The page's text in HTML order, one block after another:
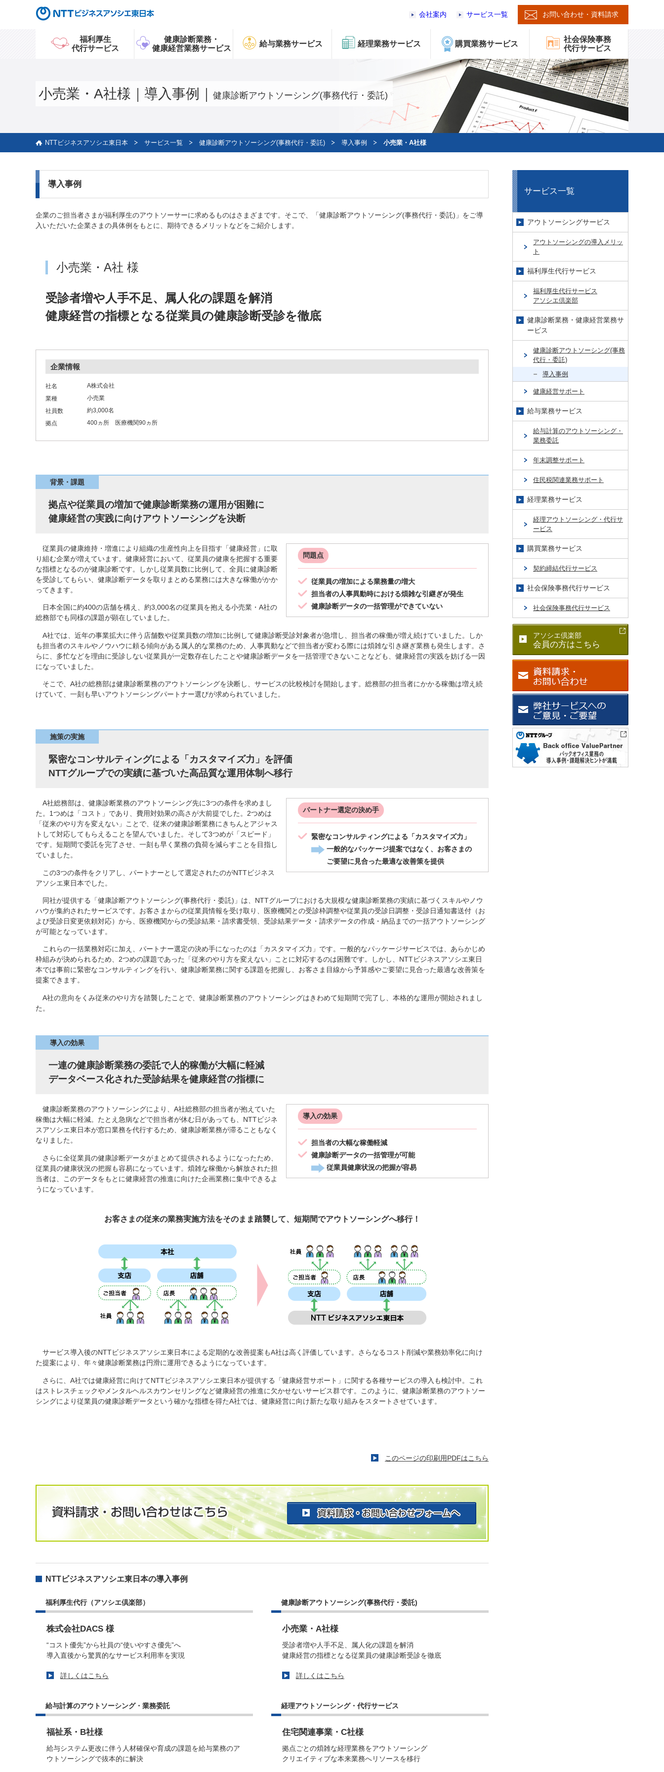
会社案内 サービス一覧 お問い合わせ・資料請求
福利厚生
代行サービス
健康診断業務・
健康経営業務サービス
給与業務サービス 経理業務サービス 購買業務サービス
社会保険事務
代行サービス
小売業・A社様｜導入事例｜ 健康診断アウトソーシング(事務代行・委託)
NTTビジネスアソシエ東日本 サービス一覧 健康診断アウトソーシング(事務代行・委託) 導入事例 小売業・A社様
導入事例
企業のご担当者さまが福利厚生のアウトソーサーに求めるものはさまざまです。そこで、「健康診断アウトソーシング(事務代行・委託)」をご導
入いただいた企業さまの具体例をもとに、期待できるメリットなどをご紹介します。
小売業・A社 様
受診者増や人手不足、属人化の課題を解消
健康経営の指標となる従業員の健康診断受診を徹底
企業情報
社名
A株式会社
業種
小売業
社員数
約3,000名
拠点
400ヵ所 医療機関90ヵ所
背景・課題
拠点や従業員の増加で健康診断業務の運用が困難に
健康経営の実践に向けアウトソーシングを決断
問題点
従業員の増加による業務量の増大
担当者の人事異動時における煩雑な引継ぎが発生
健康診断データの一括管理ができていない
従業員の健康維持・増進により組織の生産性向上を目指す「健康経営」に取
り組む企業が増えています。健康経営において、従業員の健康を把握する重要
な指標となるのが健康診断です。しかし従業員数に比例して、全員に健康診断
を受診してもらい、健康診断データを取りまとめる業務には大きな稼働がかか
ってきます。
日本全国に約400の店舗を構え、約3,000名の従業員を抱える小売業・A社の
総務部でも同様の課題が顕在していました。
A社では、近年の事業拡大に伴う店舗数や従業員数の増加に比例して健康診断受診対象者が急増し、担当者の稼働が増え続けていました。しか
も担当者のスキルやノウハウに頼る傾向がある属人的な業務のため、人事異動などで担当者が変わる際には煩雑な引き継ぎ業務も発生します。さ
らに、多忙などを理由に受診しない従業員が一定数存在したことや健康診断データを一括管理できないことなども、健康経営の実践を妨げる一因
になっていました。
そこで、A社の総務部は健康診断業務のアウトソーシングを決断し、サービスの比較検討を開始します。総務部の担当者にかかる稼働は増え続
けていて、一刻も早いアウトソーシングパートナー選びが求められていました。
施策の実施
緊密なコンサルティングによる「カスタマイズ力」を評価
NTTグループでの実績に基づいた高品質な運用体制へ移行
パートナー選定の決め手
緊密なコンサルティングによる「カスタマイズ力」
一般的なパッケージ提案ではなく、お客さまの
ご要望に見合った最適な改善策を提供
A社総務部は、健康診断業務のアウトソーシング先に3つの条件を求めまし
た。1つめは「コスト」であり、費用対効果の高さが大前提でした。2つめは
「従来のやり方を変えない」ことで、従来の健康診断業務にきちんとアジャス
トして対応してもらえることを望んでいました。そして3つめが「スピード」
です。短期間で委託を完了させ、一刻も早く業務の負荷を減らすことを目指し
ていました。
この3つの条件をクリアし、パートナーとして選定されたのがNTTビジネス
アソシエ東日本でした。
同社が提供する「健康診断アウトソーシング(事務代行・委託)」は、NTTグループにおける大規模な健康診断業務の実績に基づくスキルやノウ
ハウが集約されたサービスです。お客さまからの従業員情報を受け取り、医療機関との受診枠調整や従業員の受診日調整・受診日通知書送付（お
よび受診日変更依頼対応）から、医療機関からの受診結果・請求書受領、受診結果データ・請求データの作成・納品までの一括アウトソーシング
が可能となっています。
これらの一括業務対応に加え、パートナー選定の決め手になったのは「カスタマイズ力」です。一般的なパッケージサービスでは、あらかじめ
枠組みが決められるため、2つめの課題であった「従来のやり方を変えない」ことに対応するのは困難です。しかし、NTTビジネスアソシエ東日
本では事前に緊密なコンサルティングを行い、健康診断業務に関する課題を把握し、お客さま目線から予算感やご要望に見合った最適な改善策を
提案できます。
A社の意向をくみ従来のやり方を踏襲したことで、健康診断業務のアウトソーシングはきわめて短期間で完了し、本格的な運用が開始されまし
た。
導入の効果
一連の健康診断業務の委託で人的稼働が大幅に軽減
データベース化された受診結果を健康経営の指標に
導入の効果
担当者の大幅な稼働軽減
健康診断データの一括管理が可能
従業員健康状況の把握が容易
健康診断業務のアウトソーシングにより、A社総務部の担当者が抱えていた
稼働は大幅に軽減。たとえ急病などで担当者が休む日があっても、NTTビジネ
スアソシエ東日本が窓口業務を代行するため、健康診断業務が滞ることもなく
なりました。
さらに全従業員の健康診断データがまとめて提供されるようになったため、
従業員の健康状況の把握も容易になっています。煩雑な稼働から解放された担
当者は、このデータをもとに健康経営の推進に向けた企画業務に集中できるよ
うになっています。
お客さまの従来の業務実施方法をそのまま踏襲して、短期間でアウトソーシングへ移行！
サービス導入後のNTTビジネスアソシエ東日本による定期的な改善提案もA社は高く評価しています。さらなるコスト削減や業務効率化に向け
た提案により、年々健康診断業務は円滑に運用できるようになっています。
さらに、A社では健康経営に向けてNTTビジネスアソシエ東日本が提供する「健康経営サポート」に関する各種サービスの導入も検討中。これ
はストレスチェックやメンタルヘルスカウンセリングなど健康経営の推進に欠かせないサービス群です。このように、健康診断業務のアウトソー
シングにより従業員の健康診断データという確かな指標を得たA社では、健康経営に向け新たな取り組みをスタートさせています。
このページの印刷用PDFはこちら
NTTビジネスアソシエ東日本の導入事例
福利厚生代行（アソシエ倶楽部）
株式会社DACS 様
“コスト優先”から社員の“使いやすさ優先”へ
導入直後から驚異的なサービス利用率を実現
詳しくはこちら
健康診断アウトソーシング(事務代行・委託)
小売業・A社様
受診者増や人手不足、属人化の課題を解消
健康経営の指標となる従業員の健康診断受診を徹底
詳しくはこちら
給与計算のアウトソーシング・業務委託
福祉系・B社様
給与システム更改に伴う人材確保や育成の課題を給与業務のア
ウトソーシングで抜本的に解決
経理アウトソーシング・代行サービス
住宅関連事業・C社様
拠点ごとの煩雑な経理業務をアウトソーシング
クリエイティブな本来業務へリソースを移行
サービス一覧
アウトソーシングサービス
アウトソーシングの導入メリッ
ト
福利厚生代行サービス
福利厚生代行サービス
アソシエ倶楽部
健康診断業務・健康経営業務サ
ービス
健康診断アウトソーシング(事務
代行・委託)
導入事例
健康経営サポート
給与業務サービス
給与計算のアウトソーシング・
業務委託
年末調整サポート
住民税関連業務サポート
経理業務サービス
経理アウトソーシング・代行サ
ービス
購買業務サービス
契約締結代行サービス
社会保険事務代行サービス
社会保険事務代行サービス
アソシエ倶楽部
会員の方はこちら